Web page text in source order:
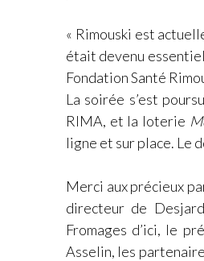
« Rimouski est
était devenu
Fondation Santé
La soirée s’est
RIMA, et la loterie
ligne et sur place. Le
Merci aux précieux
directeur de
Fromages d’ici, le
Asselin, les